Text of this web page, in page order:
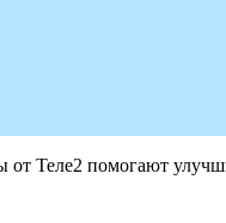
от Теле2 помогают